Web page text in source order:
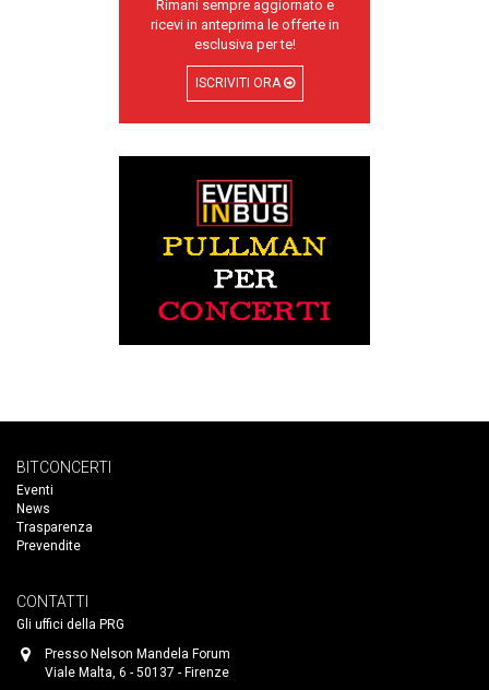
Rimani sempre aggiornato e
ricevi in anteprima le offerte in
esclusiva per te!
ISCRIVITI ORA
BITCONCERTI
Eventi
News
Trasparenza
Prevendite
CONTATTI
Gli uffici della PRG
Presso Nelson Mandela Forum
Viale Malta, 6 - 50137 - Firenze